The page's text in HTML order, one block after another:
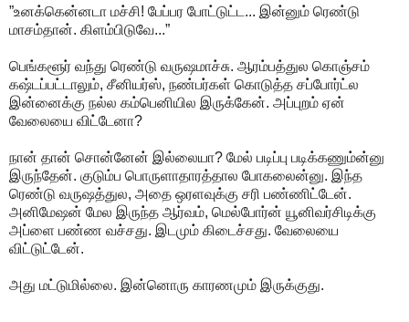
”உனக்கென்னடா மச்சி! பேப்பர போட்டுட்ட... இன்னும் ரெண்டு
மாசம்தான். கிளம்பிடுவே...”
பெங்களூர் வந்து ரெண்டு வருஷமாச்சு. ஆரம்பத்துல கொஞ்சம்
கஷ்டப்பட்டாலும், சீனியர்ஸ், நண்பர்கள் கொடுத்த சப்போர்ட்ல
இன்னைக்கு நல்ல கம்பெனியில இருக்கேன். அப்புறம் ஏன்
வேலையை விட்டேனா?
நான் தான் சொன்னேன் இல்லையா? மேல் படிப்பு படிக்கணும்ன்னு
இருந்தேன். குடும்ப பொருளாதாரத்தால போகலைன்னு. இந்த
ரெண்டு வருஷத்துல, அதை ஒரளவுக்கு சரி பண்ணிட்டேன்.
அனிமேஷன் மேல இருந்த ஆர்வம், மெல்போர்ன் யூனிவர்சிடிக்கு
அப்ளை பண்ண வச்சது. இடமும் கிடைச்சது. வேலையை
விட்டுட்டேன்.
அது மட்டுமில்லை. இன்னொரு காரணமும் இருக்குது.